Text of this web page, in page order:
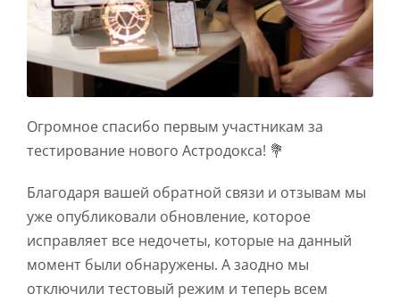
Огромное спасибо первым участникам за
тестирование нового Астродокса! 💐
Благодаря вашей обратной связи и отзывам мы
уже опубликовали обновление, которое
исправляет все недочеты, которые на данный
момент были обнаружены. А заодно мы
отключили тестовый режим и теперь всем